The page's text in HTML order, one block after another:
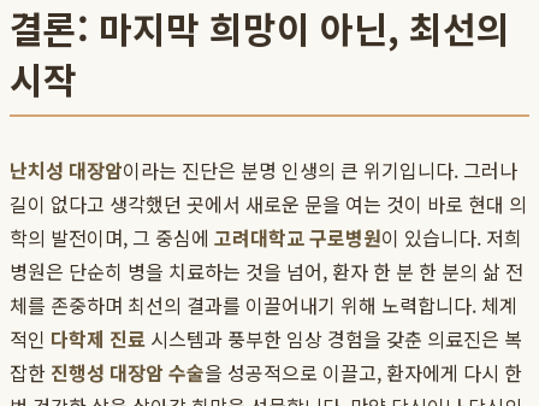
결론: 마지막 희망이 아닌, 최선의
시작
난치성 대장암이라는 진단은 분명 인생의 큰 위기입니다. 그러나
길이 없다고 생각했던 곳에서 새로운 문을 여는 것이 바로 현대 의
학의 발전이며, 그 중심에 고려대학교 구로병원이 있습니다. 저희
병원은 단순히 병을 치료하는 것을 넘어, 환자 한 분 한 분의 삶 전
체를 존중하며 최선의 결과를 이끌어내기 위해 노력합니다. 체계
적인 다학제 진료 시스템과 풍부한 임상 경험을 갖춘 의료진은 복
잡한 진행성 대장암 수술을 성공적으로 이끌고, 환자에게 다시 한